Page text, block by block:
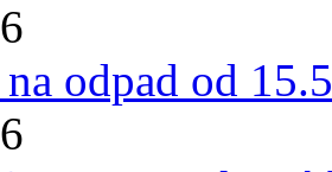
odpad od